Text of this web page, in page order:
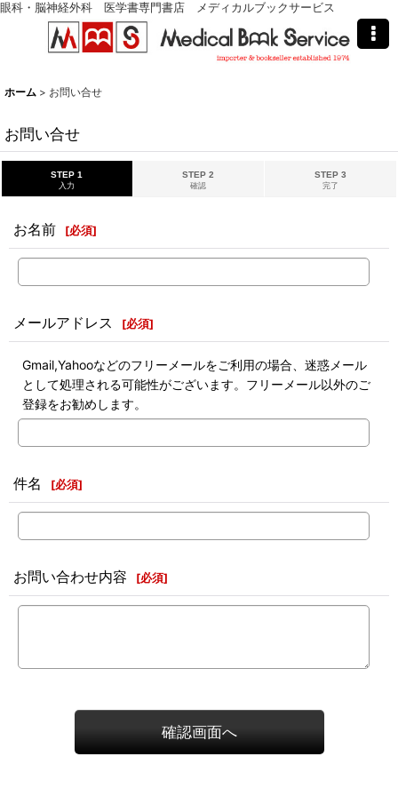
眼科・脳神経外科 医学書専門書店 メディカルブックサービス
ホーム > お問い合せ
お問い合せ
STEP 1
入力
STEP 2
確認
STEP 3
完了
お名前 [必須]
メールアドレス [必須]
Gmail,Yahooなどのフリーメールをご利用の場合、迷惑メール
として処理される可能性がございます。フリーメール以外のご
登録をお勧めします。
件名 [必須]
お問い合わせ内容 [必須]
確認画面へ